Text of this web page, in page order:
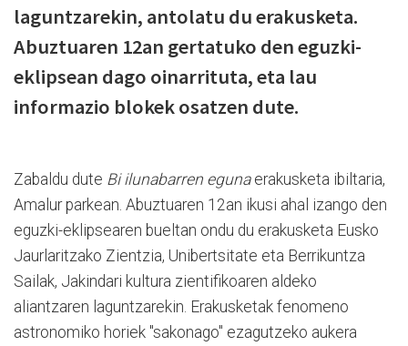
laguntzarekin, antolatu du erakusketa.
Abuztuaren 12an gertatuko den eguzki-
eklipsean dago oinarrituta, eta lau
informazio blokek osatzen dute.
Zabaldu dute Bi ilunabarren eguna erakusketa ibiltaria,
Amalur parkean. Abuztuaren 12an ikusi ahal izango den
eguzki-eklipsearen bueltan ondu du erakusketa Eusko
Jaurlaritzako Zientzia, Unibertsitate eta Berrikuntza
Sailak, Jakindari kultura zientifikoaren aldeko
aliantzaren laguntzarekin. Erakusketak fenomeno
astronomiko horiek "sakonago" ezagutzeko aukera